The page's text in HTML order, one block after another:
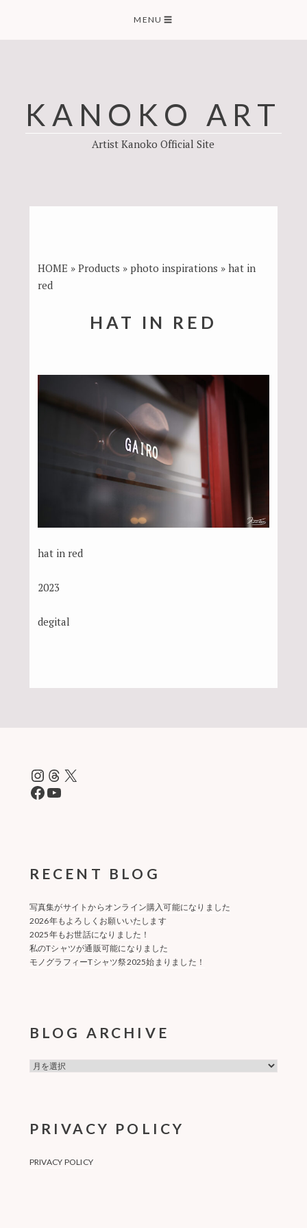
MENU☰
KANOKO ART
Artist Kanoko Official Site
HOME »Products » photo inspirations »hat in
red
HAT IN RED
hat in red
2023
degital
Instagram
Threads
X
Facebook
YouTube
RECENT BLOG
写真集がサイトからオンライン購入可能になりました
2026年もよろしくお願いいたします
2025年もお世話になりました！
私のTシャツが通販可能になりました
モノグラフィーTシャツ祭2025始まりました！
BLOG ARCHIVE
BLOG
PRIVACY POLICY
PRIVACY POLICY